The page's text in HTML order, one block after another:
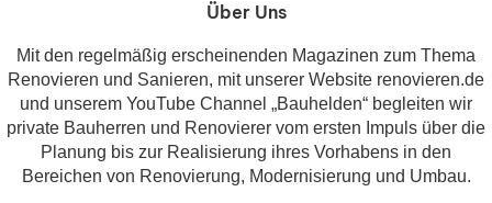
Über Uns
Mit den regelmäßig erscheinenden Magazinen zum Thema
Renovieren und Sanieren, mit unserer Website renovieren.de
und unserem YouTube Channel „Bauhelden“ begleiten wir
private Bauherren und Renovierer vom ersten Impuls über die
Planung bis zur Realisierung ihres Vorhabens in den
Bereichen von Renovierung, Modernisierung und Umbau.